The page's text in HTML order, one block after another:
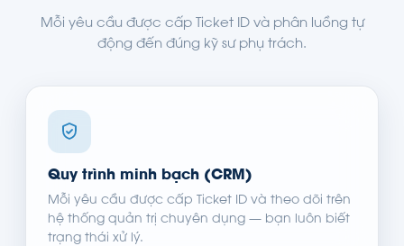
Mỗi yêu cầu được cấp Ticket ID và phân luồng tự
động đến đúng kỹ sư phụ trách.
Quy trình minh bạch (CRM)
Mỗi yêu cầu được cấp Ticket ID và theo dõi trên
hệ thống quản trị chuyên dụng — bạn luôn biết
trạng thái xử lý.